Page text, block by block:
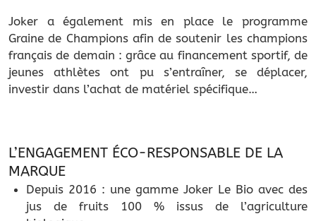
Joker a également mis en place le programme
Graine de Champions afin de soutenir les champions
français de demain : grâce au financement sportif, de
jeunes athlètes ont pu s’entraîner, se déplacer,
investir dans l’achat de matériel spécifique…
L’ENGAGEMENT ÉCO-RESPONSABLE DE LA
MARQUE
Depuis 2016 : une gamme Joker Le Bio avec des
jus de fruits 100 % issus de l’agriculture